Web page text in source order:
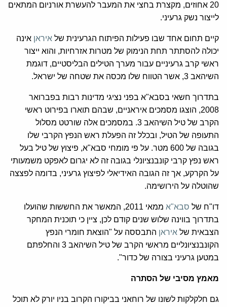
20 אחוזים, מקצרת בחצי את המעבר להעשרת אורניום המתאים
לייצור נשק גרעיני.
קיים תחום אחד שבו פעילות הפיתוח הגרעינית של איראן אינה
יכולה להסתתר תחת הנימוק של מטרות אזרחיות, והוא ייצור
ראשי קרב גרעיניים עבור מערך הטילים הבליסטיים, דוגמת
השיהאב 3, אשר הטווח שלו מכסה את שטחה של ישראל.
בתדרוך חשאי בסבא"א בפני נציגי מדינות רבות בפברואר
2008, הוצגו מסמכים איראניים, שבהם תוארו בפירוט ראשי
הקרב של טיל השיהאב 3. במסמכים אלה שורטט מסלול
התעופה של הטיל, ובכלל זה הפעלת ראש הנפץ הקרבי שלו
בגובה של 600 מטר. על פי מומחי סבא"א, פיצוץ של טיל בעל
ראש נפץ קרבי קונבנציונלי בגובה זה לא יגרום לאפקט משמעותי
על הקרקע, אך זה הגובה האידיאלי לפיצוץ גרעיני, בדומה לפצצה
שהוטלה על הירושימה.
דו"ח של סבא"א
ממאי 2011, המאשר את החששות שהועלו
בתדרוך בווינה שלוש שנים קודם לכן, ציין כי תוכנית המחקר
הצבאית של איראן התבססה על "הוצאת חומרי הנפץ
הקונבנציונליים מראשי הקרב של טיל השיהאב 3 והחלפתם
במטען גרעיני בצורה של כדור".
מאמץ מסיבי של הסתרה
גם חלקלקות לשונו של רוחאני בביקורו הקרוב בניו יורק לא תוכל